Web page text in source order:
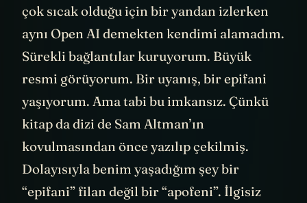
dördüncü bir kişi daha ekleniyor. Olaylar
çok sıcak olduğu için bir yandan izlerken
aynı Open AI demekten kendimi alamadım.
Sürekli bağlantılar kuruyorum. Büyük
resmi görüyorum. Bir uyanış, bir epifani
yaşıyorum. Ama tabi bu imkansız. Çünkü
kitap da dizi de Sam Altman’ın
kovulmasından önce yazılıp çekilmiş.
Dolayısıyla benim yaşadığım şey bir